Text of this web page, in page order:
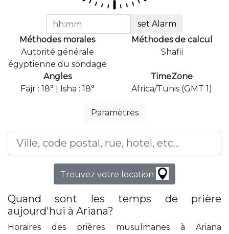
set Alarm
Méthodes morales
Autorité générale
égyptienne du sondage
Méthodes de calcul
Shafii
Angles
Fajr : 18° | Isha : 18°
TimeZone
Africa/Tunis (GMT 1)
Paramètres
Trouvez votre location
Quand sont les temps de prière
aujourd'hui à Ariana?
Horaires des prières musulmanes à Ariana